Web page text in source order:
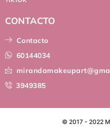
CONTACTO
Contacto
60144034
3949385
© 2017 - 2022